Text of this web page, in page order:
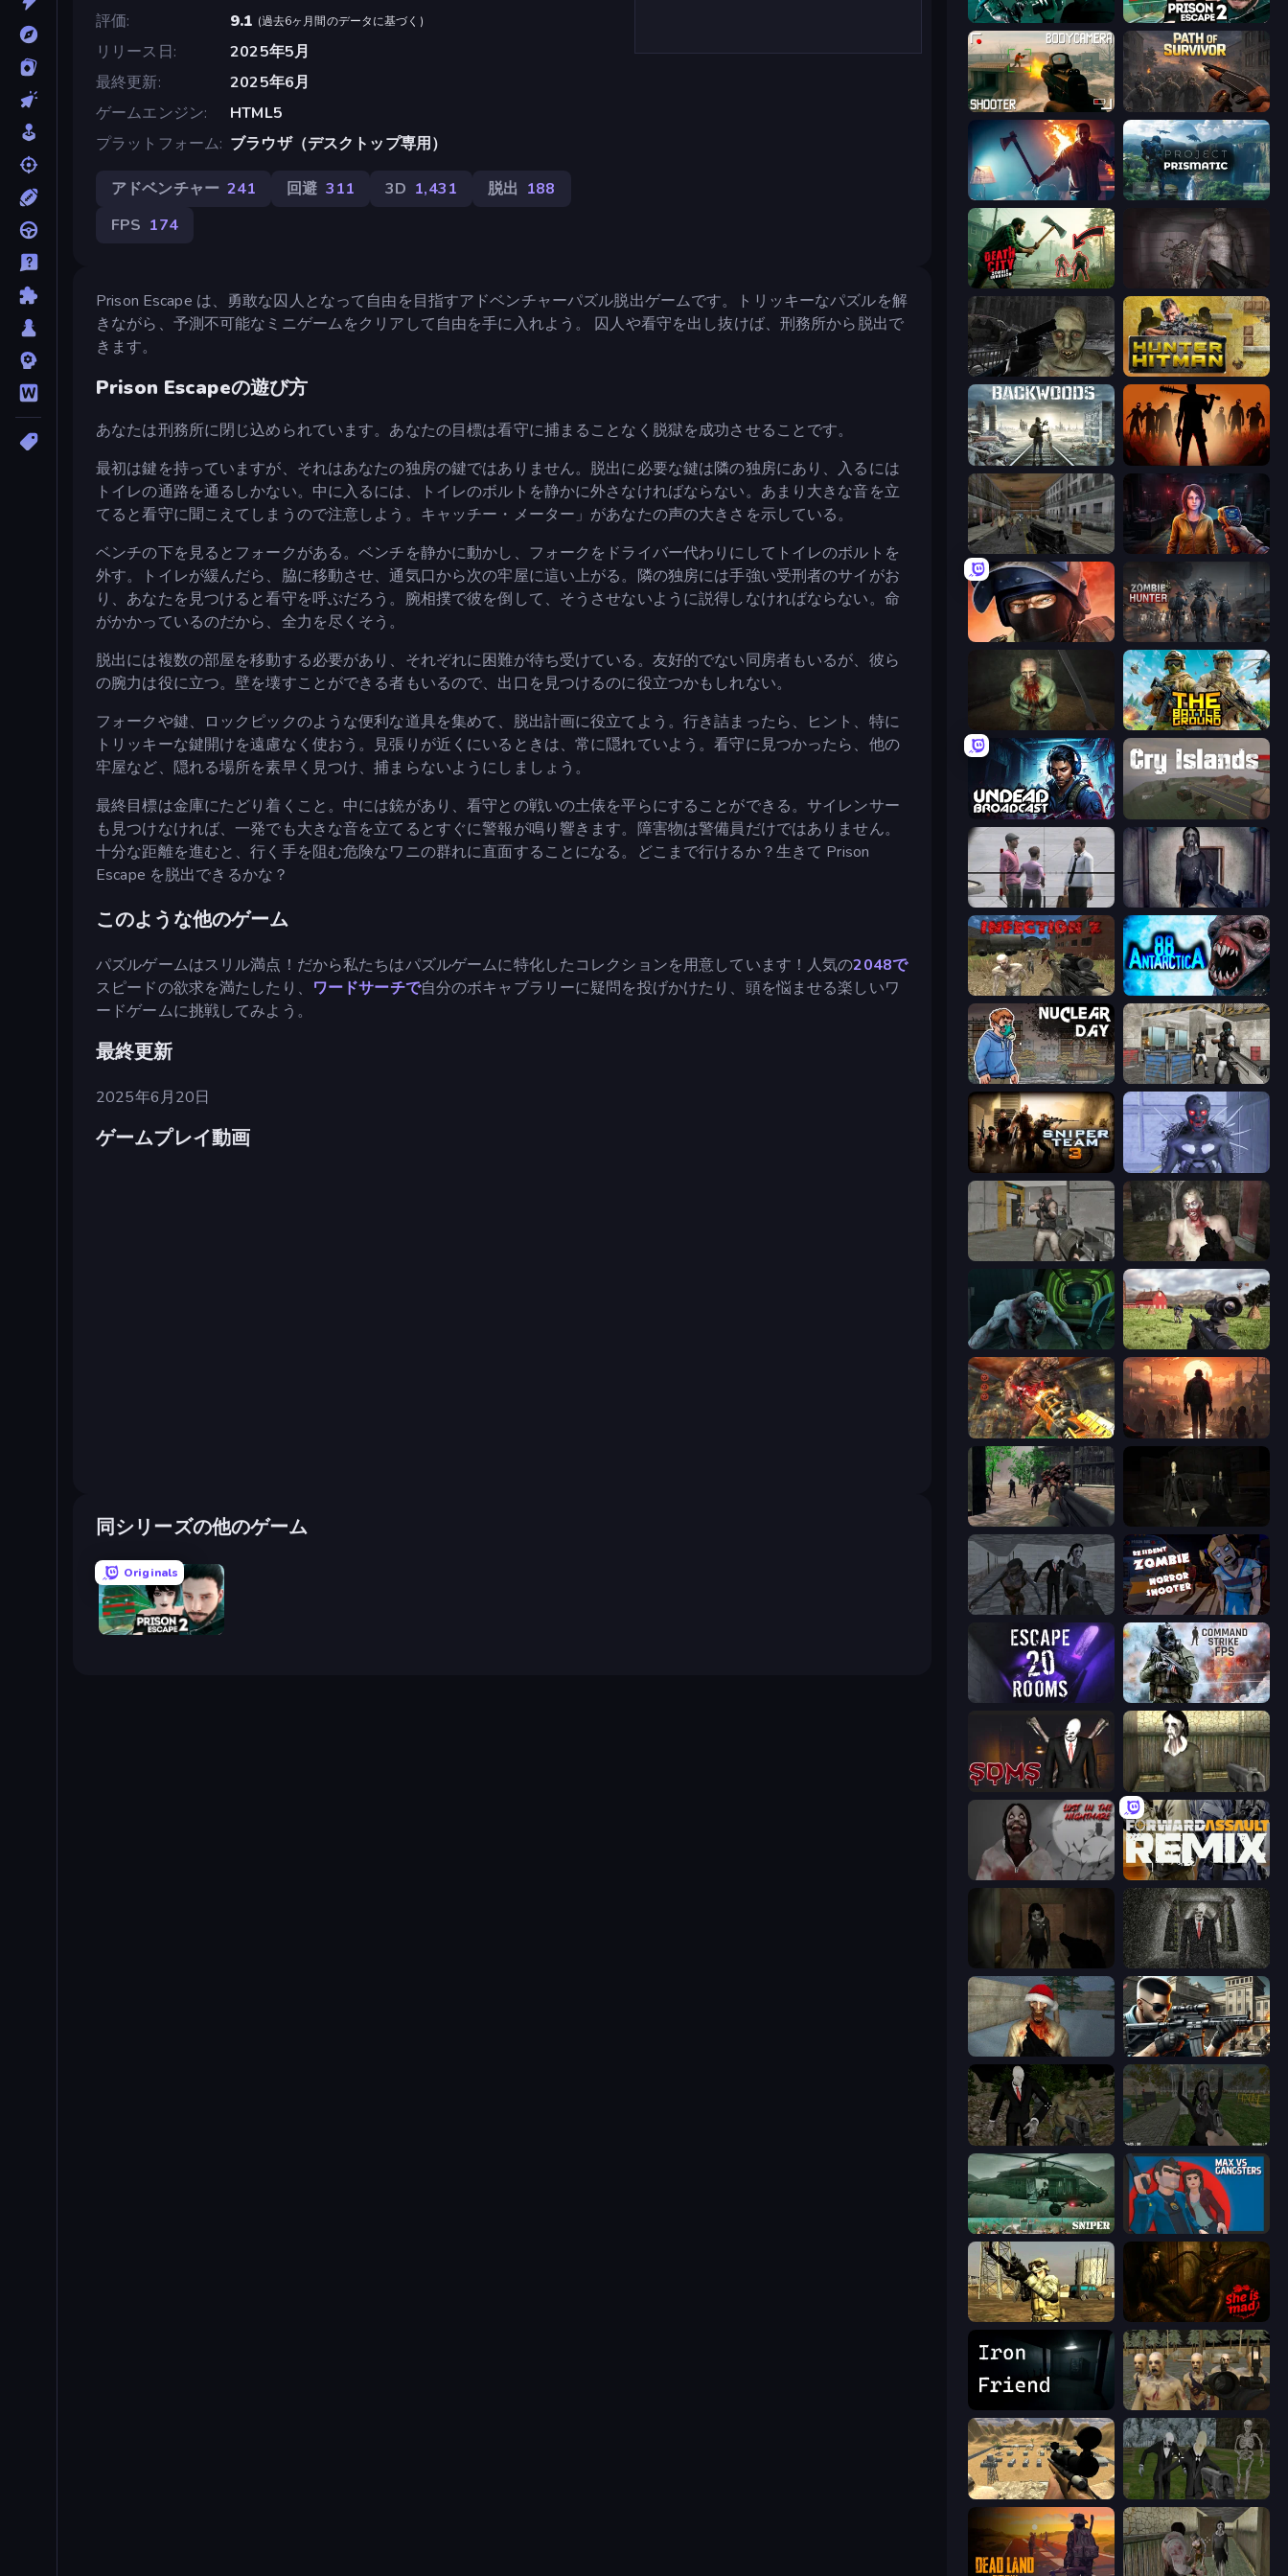
評価
9.1 (過去6ヶ月間のデータに基づく )
リリース日
2025年5月
最終更新
2025年6月
ゲームエンジン
HTML5
プラットフォーム ブラウザ（デスクトップ専用）
アドベンチャー 241 回避 311 3D 1,431 脱出 188
FPS 174
Prison Escape は、勇敢な囚人となって自由を目指すアドベンチャーパズル脱出ゲームです。トリッキーなパズルを解
きながら、予測不可能なミニゲームをクリアして自由を手に入れよう。 囚人や看守を出し抜けば、刑務所から脱出で
きます。
Prison Escapeの遊び方
あなたは刑務所に閉じ込められています。あなたの目標は看守に捕まることなく脱獄を成功させることです。
最初は鍵を持っていますが、それはあなたの独房の鍵ではありません。脱出に必要な鍵は隣の独房にあり、入るには
トイレの通路を通るしかない。中に入るには、トイレのボルトを静かに外さなければならない。あまり大きな音を立
てると看守に聞こえてしまうので注意しよう。キャッチー・メーター」があなたの声の大きさを示している。
ベンチの下を見るとフォークがある。ベンチを静かに動かし、フォークをドライバー代わりにしてトイレのボルトを
外す。トイレが緩んだら、脇に移動させ、通気口から次の牢屋に這い上がる。隣の独房には手強い受刑者のサイがお
り、あなたを見つけると看守を呼ぶだろう。腕相撲で彼を倒して、そうさせないように説得しなければならない。命
がかかっているのだから、全力を尽くそう。
脱出には複数の部屋を移動する必要があり、それぞれに困難が待ち受けている。友好的でない同房者もいるが、彼ら
の腕力は役に立つ。壁を壊すことができる者もいるので、出口を見つけるのに役立つかもしれない。
フォークや鍵、ロックピックのような便利な道具を集めて、脱出計画に役立てよう。行き詰まったら、ヒント、特に
トリッキーな鍵開けを遠慮なく使おう。見張りが近くにいるときは、常に隠れていよう。看守に見つかったら、他の
牢屋など、隠れる場所を素早く見つけ、捕まらないようにしましょう。
最終目標は金庫にたどり着くこと。中には銃があり、看守との戦いの土俵を平らにすることができる。サイレンサー
も見つけなければ、一発でも大きな音を立てるとすぐに警報が鳴り響きます。障害物は警備員だけではありません。
十分な距離を進むと、行く手を阻む危険なワニの群れに直面することになる。どこまで行けるか？生きて Prison
Escape を脱出できるかな？
このような他のゲーム
パズルゲームはスリル満点！だから私たちはパズルゲームに特化したコレクションを用意しています！人気の2048で
スピードの欲求を満たしたり、 ワードサーチで自分のボキャブラリーに疑問を投げかけたり、頭を悩ませる楽しいワ
ードゲームに挑戦してみよう。
最終更新
2025年6月20日
ゲームプレイ動画
同シリーズの他のゲーム
Originals
Prison Escape 2
Take Actions Prison Escape 2
BodyCamera Shooter Path of Survivor
You Are Being Watched Project Prismatic
Death City Zombie Invasion
C-Virus Game: Outbreak Hunter Hitman
Backwoods Deads on the Road
Silent Insanity Psychological Trauma Survival Zone Zombie Outbreak
Bullet Force Zombie Hunter
Shoot Your Nightmare: The Beginning The Battleground
Undead Broadcast
Slendrina Must Die: The Cellar
Infection Z Antarctica 88
Nuclear Day Bullet Fury 2
Sniper Team 3
Warfare Area Zombie Mayhem Online
Shoot Your Nightmare: Space Isolation Dead Zed
Cemetery Warrior 4 Attack of the Dead
Sudden Attack
Slendrina Must Die: The School Resident Zombies: Horror Shooter
Escape 20 Rooms Command Strike FPS
Slenderman Must Die: Sanatorium 2021 Slendrina Must Die: The House
Jeff The Killer: Lost in the Nightmare Forward Assault Remix
Slenderman Must Die: Underground Bunker
Sure Shot
Shoot Your Nightmare: Halloween Special While We Sleep: Slendrina Is Here
SNIPER Max vs Gangsters
Mountain Operation She is Mad
Zombie Survival Ultimate
Ghost Sniper Slenderman Must Die: Graveyard